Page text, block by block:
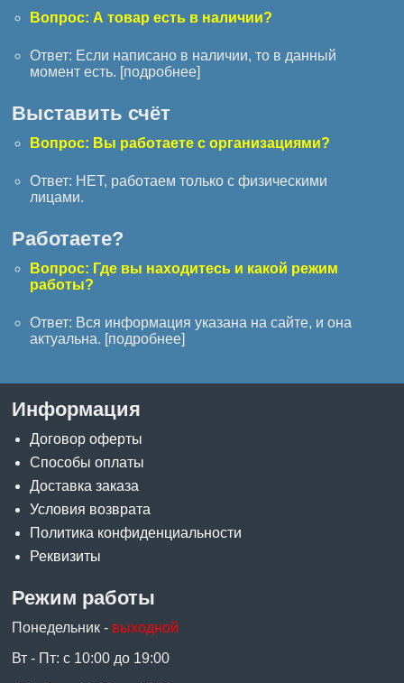
Вопрос: А товар есть в наличии?
Ответ: Если написано в наличии, то в данный
момент есть. [подробнее]
Выставить счёт
Вопрос: Вы работаете с организациями?
Ответ: НЕТ, работаем только с физическими
лицами.
Работаете?
Вопрос: Где вы находитесь и какой режим
работы?
Ответ: Вся информация указана на сайте, и она
актуальна. [подробнее]
Информация
Договор оферты
Способы оплаты
Доставка заказа
Условия возврата
Политика конфиденциальности
Реквизиты
Режим работы
Понедельник - выходной
Вт - Пт: с 10:00 до 19:00